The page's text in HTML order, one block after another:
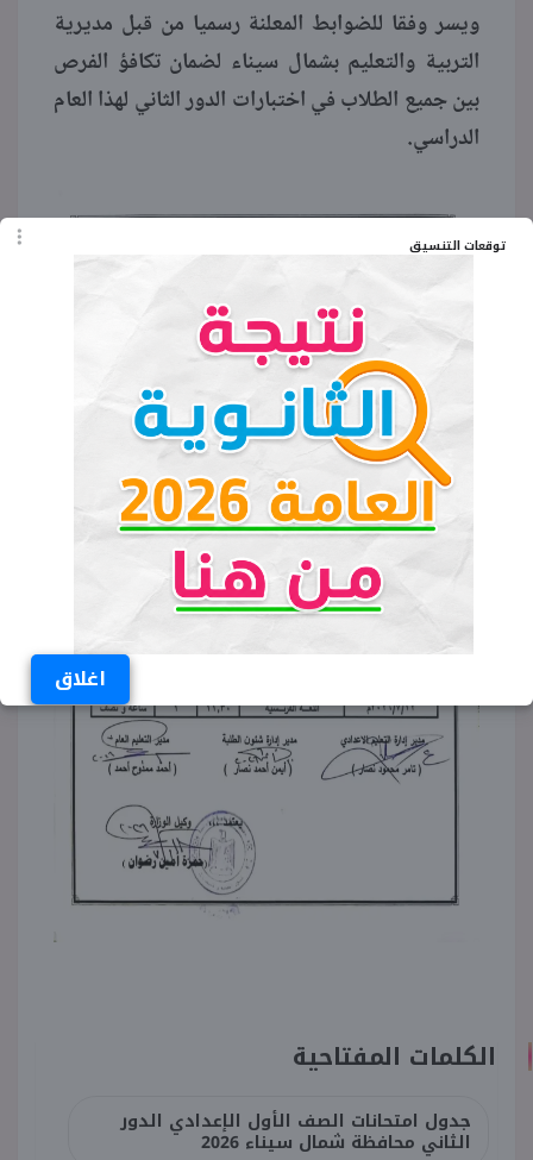
توقعات التنسيق
اغلاق
ويسر وفقا للضوابط المعلنة رسميا من قبل مديرية
التربية والتعليم بشمال سيناء لضمان تكافؤ الفرص
بين جميع الطلاب في اختبارات الدور الثاني لهذا العام
الدراسي.
الكلمات المفتاحية
جدول امتحانات الصف الأول الإعدادي الدور
الثاني محافظة شمال سيناء 2026